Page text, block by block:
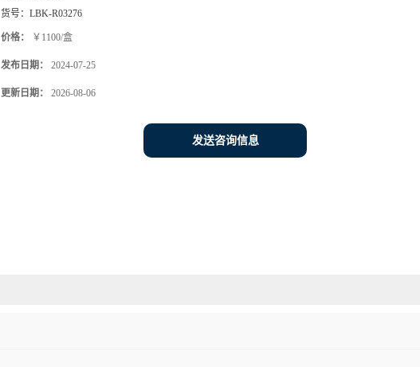
货号： LBK-R03276
价格： ￥1100/盒
发布日期： 2024-07-25
更新日期： 2026-08-06
发送咨询信息